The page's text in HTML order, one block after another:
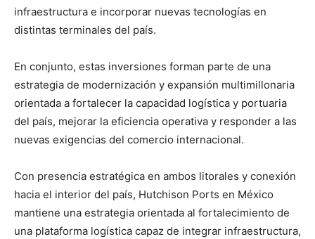
infraestructura e incorporar nuevas tecnologías en
distintas terminales del país.
En conjunto, estas inversiones forman parte de una
estrategia de modernización y expansión multimillonaria
orientada a fortalecer la capacidad logística y portuaria
del país, mejorar la eficiencia operativa y responder a las
nuevas exigencias del comercio internacional.
Con presencia estratégica en ambos litorales y conexión
hacia el interior del país, Hutchison Ports en México
mantiene una estrategia orientada al fortalecimiento de
una plataforma logística capaz de integrar infraestructura,